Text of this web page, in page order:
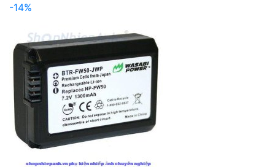
-14%